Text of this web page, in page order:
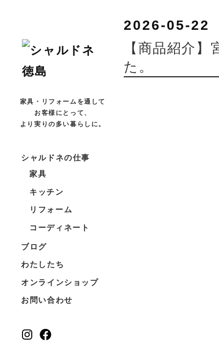
家具・リフォームを通して
お客様にとって、
より実りの多い暮らしに。
シャルドネの仕事
家具
キッチン
リフォーム
コーディネート
ブログ
わたしたち
オンラインショップ
お問い合わせ
2026-05-22
【商品紹介
た。